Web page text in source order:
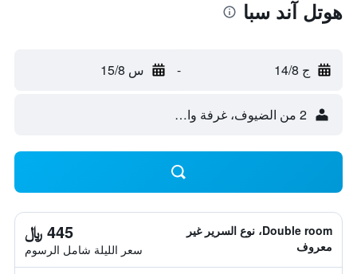
هوتل آند سبا
ج 14/8 - س 15/8
2 من الضيوف، غرفة واحدة
Double room، نوع السرير غير
معروف
445 ﷼
سعر الليلة شامل الرسوم